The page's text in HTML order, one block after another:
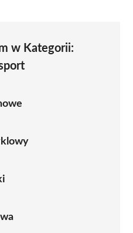
w Kategorii: